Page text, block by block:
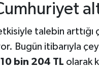
talebin arttığı
Bugün itibarıyla
10 bin 204 TL olarak